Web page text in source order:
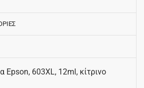
Epson, 603XL, 12ml, κίτρινο